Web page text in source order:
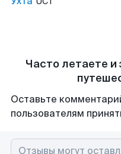
Часто летаете и
Оставьте
пользователям